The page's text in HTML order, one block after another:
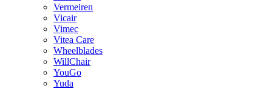
Vermeiren
Vicair
Vimec
Vitea Care
Wheelblades
WillChair
YouGo
Yuda